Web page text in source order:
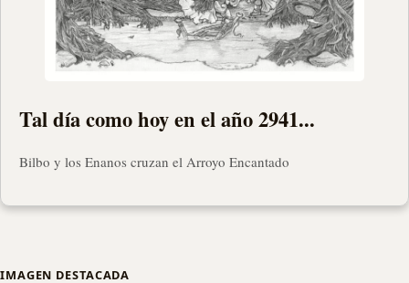
Tal día como hoy en el año 2941...
Bilbo y los Enanos cruzan el Arroyo Encantado
IMAGEN DESTACADA